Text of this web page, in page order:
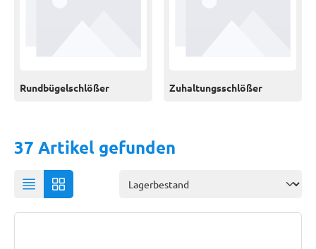
Rundbügelschlößer Zuhaltungsschlößer
37 Artikel gefunden